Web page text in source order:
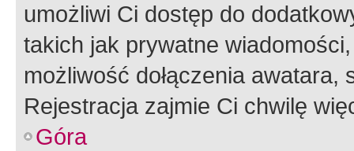
umożliwi Ci dostęp do
takich jak prywatne
możliwość dołączenia
Rejestracja zajmie Ci chwilę
Góra